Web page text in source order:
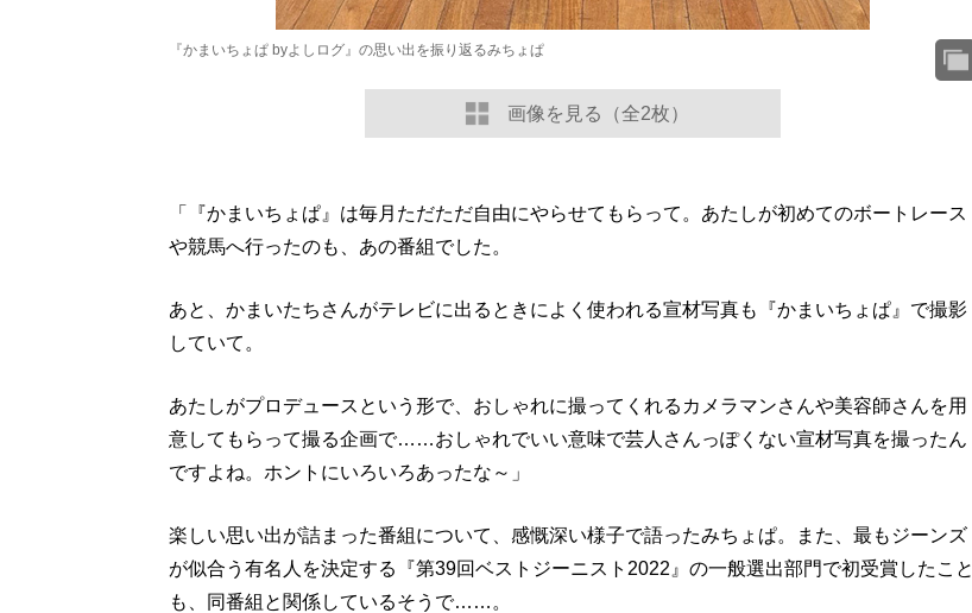
画像を見る（全2枚）
『かまいちょぱ byよしログ』の思い出を振り返るみちょぱ
「『かまいちょぱ』は毎月ただただ自由にやらせてもらって。あたしが初めてのボートレース
や競馬へ行ったのも、あの番組でした。
あと、かまいたちさんがテレビに出るときによく使われる宣材写真も『かまいちょぱ』で撮影
していて。
あたしがプロデュースという形で、おしゃれに撮ってくれるカメラマンさんや美容師さんを用
意してもらって撮る企画で……おしゃれでいい意味で芸人さんっぽくない宣材写真を撮ったん
ですよね。ホントにいろいろあったな～」
楽しい思い出が詰まった番組について、感慨深い様子で語ったみちょぱ。また、最もジーンズ
が似合う有名人を決定する『第39回ベストジーニスト2022』の一般選出部門で初受賞したこと
も、同番組と関係しているそうで……。